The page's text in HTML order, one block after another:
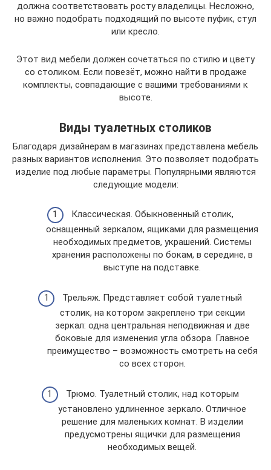
должна соответствовать росту владелицы. Несложно,
но важно подобрать подходящий по высоте пуфик, стул
или кресло.
Этот вид мебели должен сочетаться по стилю и цвету
со столиком. Если повезёт, можно найти в продаже
комплекты, совпадающие с вашими требованиями к
высоте.
Виды туалетных столиков
Благодаря дизайнерам в магазинах представлена мебель
разных вариантов исполнения. Это позволяет подобрать
изделие под любые параметры. Популярными являются
следующие модели:
Классическая. Обыкновенный столик,
оснащенный зеркалом, ящиками для размещения
необходимых предметов, украшений. Системы
хранения расположены по бокам, в середине, в
выступе на подставке.
Трельяж. Представляет собой туалетный
столик, на котором закреплено три секции
зеркал: одна центральная неподвижная и две
боковые для изменения угла обзора. Главное
преимущество – возможность смотреть на себя
со всех сторон.
Трюмо. Туалетный столик, над которым
установлено удлиненное зеркало. Отличное
решение для маленьких комнат. В изделии
предусмотрены ящички для размещения
необходимых вещей.